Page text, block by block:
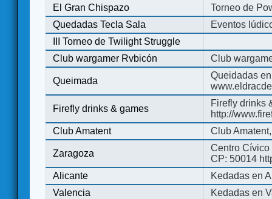
El Gran Chispazo
Torneo de
Quedadas Tecla Sala
Eventos
III Torneo de Twilight Struggle
Club wargamer Rvbicón
Club
Queimada
Queidadas
Firefly drinks & games
Firefly drinks
http://
Club Amatent
Club
Zaragoza
Centro Cívico
CP: 50014
Alicante
Kedadas en
Valencia
Kedadas en